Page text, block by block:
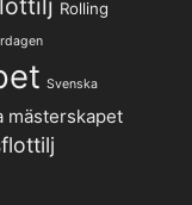
Rolling
Svenska
mästerskapet